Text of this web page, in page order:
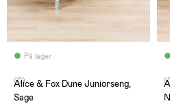
På lager
(0)
Alice & Fox Dune Juniorseng,
Sage